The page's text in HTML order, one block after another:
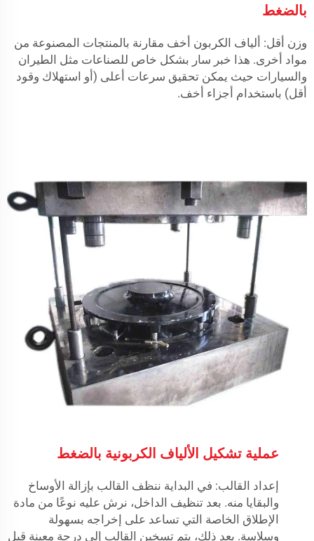
بالضغط
وزن أقل: ألياف الكربون أخف مقارنة بالمنتجات المصنوعة من
مواد أخرى. هذا خبر سار بشكل خاص للصناعات مثل الطيران
والسيارات حيث يمكن تحقيق سرعات أعلى (أو استهلاك وقود
أقل) باستخدام أجزاء أخف.
عملية تشكيل الألياف الكربونية بالضغط
إعداد القالب: في البداية ننظف القالب بإزالة الأوساخ
والبقايا منه. بعد تنظيف الداخل، نرش عليه نوعًا من مادة
الإطلاق الخاصة التي تساعد على إخراجه بسهولة
وسلاسة. بعد ذلك، يتم تسخين القالب إلى درجة معينة قبل